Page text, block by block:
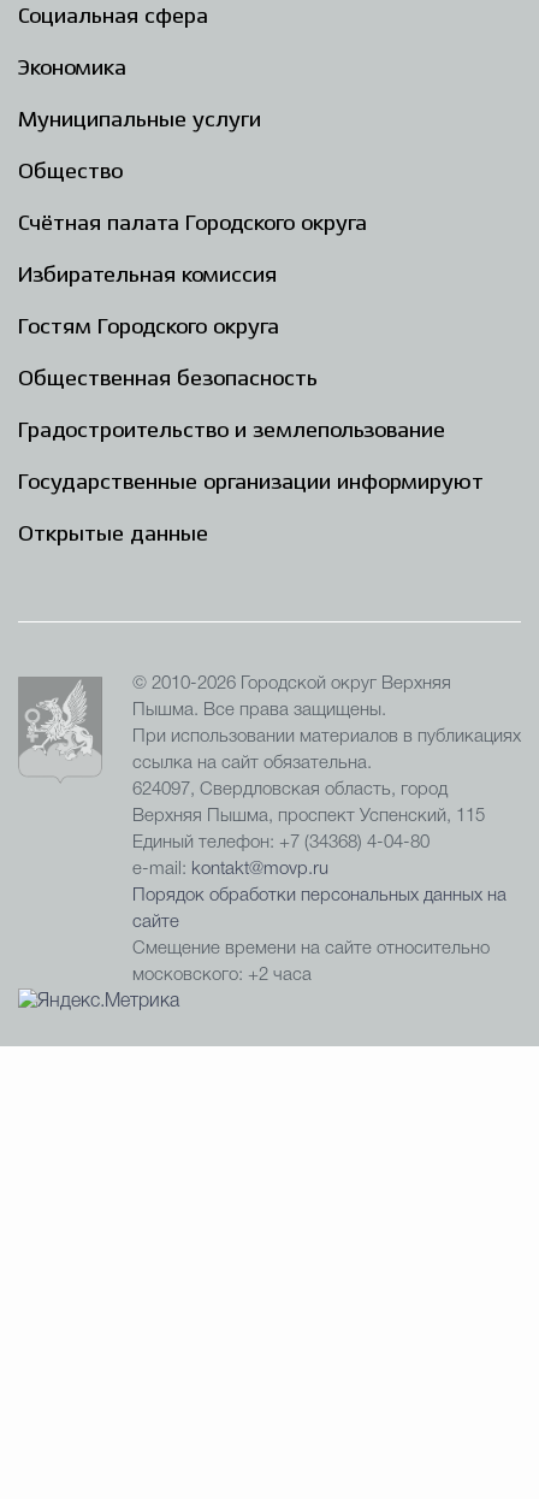
Социальная сфера
Экономика
Муниципальные услуги
Общество
Счётная палата Городского округа
Избирательная комиссия
Гостям Городского округа
Общественная безопасность
Градостроительство и землепользование
Государственные организации информируют
Открытые данные
© 2010-2026 Городской округ Верхняя
Пышма. Все права защищены.
При использовании материалов в публикациях
ссылка на сайт обязательна.
624097, Свердловская область, город
Верхняя Пышма, проспект Успенский, 115
Единый телефон: +7 (34368) 4-04-80
e-mail: kontakt@movp.ru
Порядок обработки персональных данных на
сайте
Смещение времени на сайте относительно
московского: +2 часа